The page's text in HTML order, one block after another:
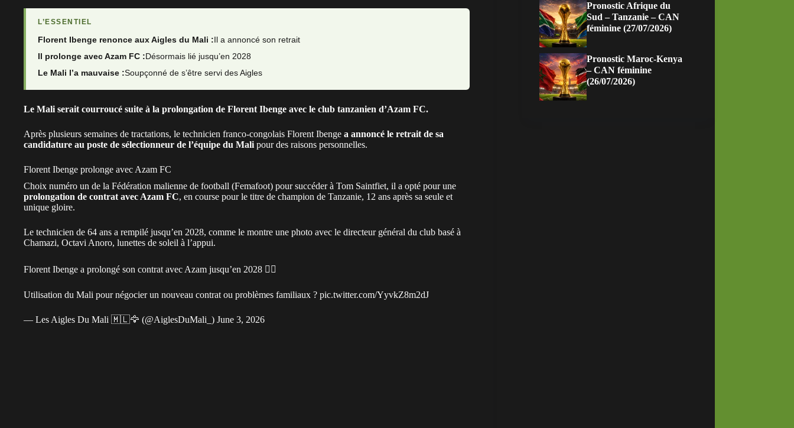
L’ESSENTIEL
Florent Ibenge renonce aux Aigles du Mali :Il a annoncé son retrait
Il prolonge avec Azam FC :Désormais lié jusqu’en 2028
Le Mali l’a mauvaise :Soupçonné de s’être servi des Aigles
Le Mali serait courroucé suite à la prolongation de Florent Ibenge avec le club tanzanien d’Azam FC.
Après plusieurs semaines de tractations, le technicien franco-congolais Florent Ibenge a annoncé le retrait de sa
candidature au poste de sélectionneur de l’équipe du Mali pour des raisons personnelles.
Florent Ibenge prolonge avec Azam FC
Choix numéro un de la Fédération malienne de football (Femafoot) pour succéder à Tom Saintfiet, il a opté pour une
prolongation de contrat avec Azam FC, en course pour le titre de champion de Tanzanie, 12 ans après sa seule et
unique gloire.
Le technicien de 64 ans a rempilé jusqu’en 2028, comme le montre une photo avec le directeur général du club basé à
Chamazi, Octavi Anoro, lunettes de soleil à l’appui.
Florent Ibenge a prolongé son contrat avec Azam jusqu’en 2028 ✍🏾
Utilisation du Mali pour négocier un nouveau contrat ou problèmes familiaux ? pic.twitter.com/YyvkZ8m2dJ
— Les Aigles Du Mali 🇲🇱🦅 (@AiglesDuMali_) June 3, 2026
Pronostic Afrique du
Sud – Tanzanie – CAN
féminine (27/07/2026)
Pronostic Maroc-Kenya
– CAN féminine
(26/07/2026)